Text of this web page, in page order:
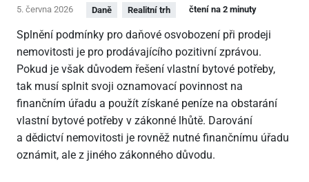
5. června 2026 Daně Realitní trh čtení na 2 minuty
Splnění podmínky pro daňové osvobození při prodeji
nemovitosti je pro prodávajícího pozitivní zprávou.
Pokud je však důvodem řešení vlastní bytové potřeby,
tak musí splnit svoji oznamovací povinnost na
finančním úřadu a použít získané peníze na obstarání
vlastní bytové potřeby v zákonné lhůtě. Darování
a dědictví nemovitosti je rovněž nutné finančnímu úřadu
oznámit, ale z jiného zákonného důvodu.